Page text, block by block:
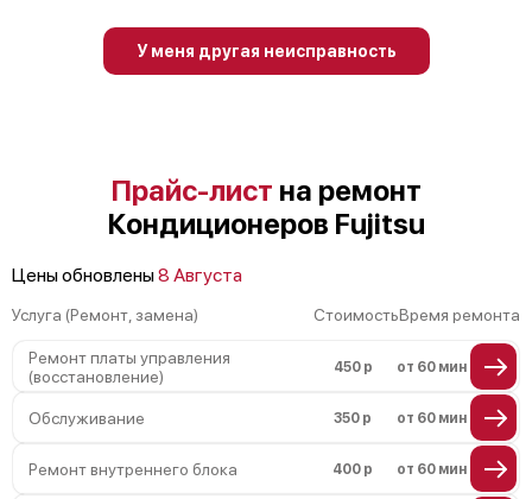
Поломка подшипников вентилятора
У меня другая неисправность
Прайс-лист на ремонт
Кондиционеров Fujitsu
Цены обновлены8 Августа
Услуга (Ремонт, замена) СтоимостьВремя ремонта
Ремонт платы управления
(восстановление)
450 р от 60 мин
Обслуживание 350 р от 60 мин
Ремонт внутреннего блока 400 р от 60 мин